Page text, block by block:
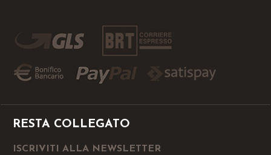
RESTA COLLEGATO
ISCRIVITI ALLA NEWSLETTER